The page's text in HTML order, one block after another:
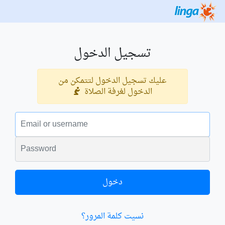
تسجيل الدخول
عليك تسجيل الدخول لتتمكن من
الدخول لغرفة الصلاة
البريد الالكتروني
الكلمة السرية
دخول
نسيت كلمة المرور؟